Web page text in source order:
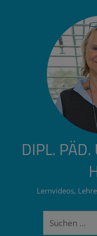
DIPL.
Lernvideos,
Suchen